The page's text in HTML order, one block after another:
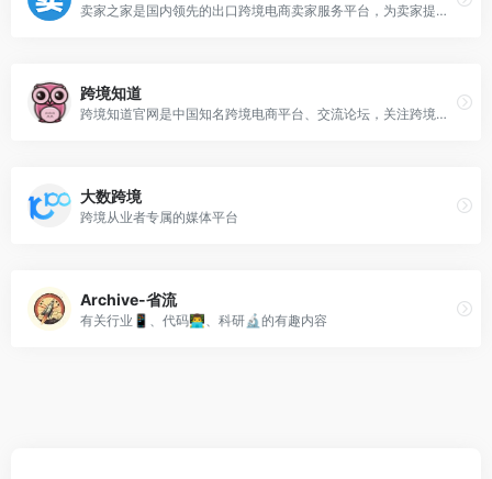
卖家之家是国内领先的出口跨境电商卖家服务平台，为卖家提供最新跨境电商资讯、跨境电商运营工具以及测评黑名单，从而为电跨境电商卖家带来卓越用户体验。卖家之家整合跨境电商平台、服务商、工厂及众多卖家等，全力打造跨境电商新生态。
跨境知道
跨境知道官网是中国知名跨境电商平台、交流论坛，关注跨境电商一系列行业动态、平台政策、新闻资讯、运营干货、新外贸等讯息，提供跨境电商培训、运营，帮助跨境卖家最快掌握跨境行业动态，了解最全、最新的实操经验。
大数跨境
跨境从业者专属的媒体平台
Archive-省流
有关行业📱、代码👨‍💻、科研🔬的有趣内容